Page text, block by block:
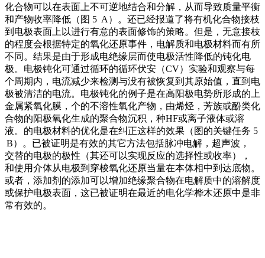
化合物可以在表面上不可逆地结合和分解，从而导致质量平衡
和产物收率降低（图 5 A）。还已经报道了将有机化合物接枝
到电极表面上以进行有意的表面修饰的策略。但是，无意接枝
的程度会根据特定的氧化还原事件，电解质和电极材料而有所
不同。结果是由于形成电绝缘层而使电极活性降低的钝化电
极。电极钝化可通过循环的循环伏安（CV）实验和观察与每
个周期内，电流减少来检测与没有被恢复到其原始值，直到电
极被清洁的电流。电极钝化的例子是在高阳极电势所形成的上
金属紧氧化膜，个的不溶性氧化产物，由烯烃，芳族或酚类化
合物的阳极氧化生成的聚合物沉积，种HF或离子液体或溶
液。的电极材料的优化是在纠正这样的效果（图的关键任务 5
B）。已被证明是有效的其它方法包括脉冲电解，超声波，
交替的电极的极性（其还可以实现反应的选择性或收率），
和使用介体从电极到穿梭氧化还原当量在本体相中到达底物。
或者，添加剂的添加可以增加绝缘聚合物在电解质中的溶解度
或保护电极表面，这已被证明在最近的电化学桦木还原中是非
常有效的。